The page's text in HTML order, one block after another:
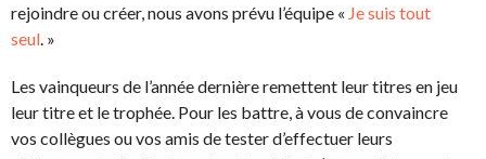
rejoindre ou créer, nous avons prévu l’équipe « Je suis tout
seul . »
Les vainqueurs de l’année dernière remettent leur titres en jeu
leur titre et le trophée. Pour les battre, à vous de convaincre
vos collègues ou vos amis de tester d’effectuer leurs